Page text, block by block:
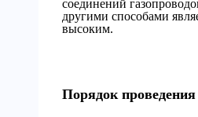
соединений
другими способами
высоким.
Порядок